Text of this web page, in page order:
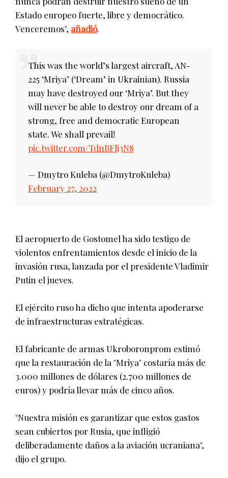
Estado europeo fuerte, libre y democrático.
Venceremos", añadió.
This was the world’s largest aircraft, AN-
225 ‘Mriya’ (‘Dream’ in Ukrainian). Russia
may have destroyed our ‘Mriya’. But they
will never be able to destroy our dream of a
strong, free and democratic European
state. We shall prevail!
pic.twitter.com/TdnBFlj3N8
— Dmytro Kuleba (@DmytroKuleba)
February 27, 2022
El aeropuerto de Gostomel ha sido testigo de
violentos enfrentamientos desde el inicio de la
invasión rusa, lanzada por el presidente Vladimir
Putin el jueves.
El ejército ruso ha dicho que intenta apoderarse
de infraestructuras estratégicas.
El fabricante de armas Ukroboronprom estimó
que la restauración de la "Mriya" costaría más de
3.000 millones de dólares (2.700 millones de
euros) y podría llevar más de cinco años.
"Nuestra misión es garantizar que estos gastos
sean cubiertos por Rusia, que infligió
deliberadamente daños a la aviación ucraniana",
dijo el grupo.